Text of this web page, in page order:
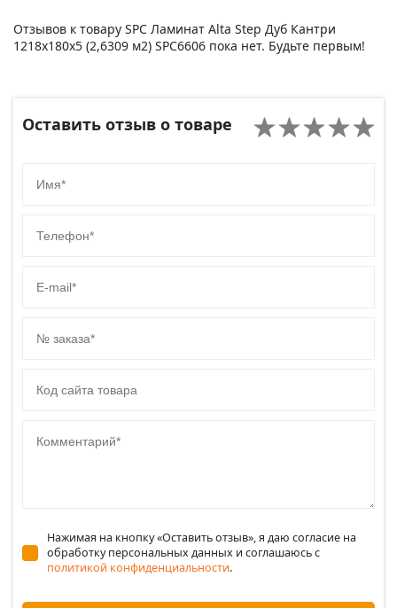
Отзывов к товару SPC Ламинат Alta Step Дуб Кантри
1218x180x5 (2,6309 м2) SPC6606 пока нет. Будьте первым!
Оставить отзыв о товаре
Нажимая на кнопку «Оставить отзыв», я даю согласие на
обработку персональных данных и соглашаюсь c
политикой конфиденциальности.